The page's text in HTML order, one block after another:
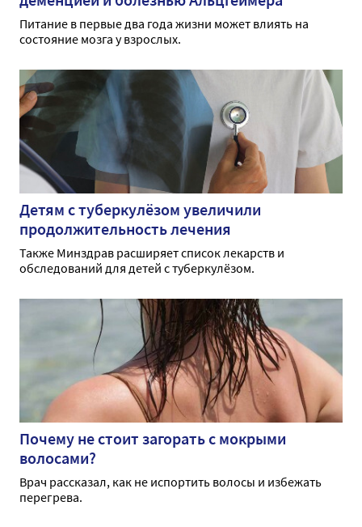
Питание в первые два года жизни может влиять на
состояние мозга у взрослых.
Детям с туберкулёзом увеличили
продолжительность лечения
Также Минздрав расширяет список лекарств и
обследований для детей с туберкулёзом.
Почему не стоит загорать с мокрыми
волосами?
Врач рассказал, как не испортить волосы и избежать
перегрева.